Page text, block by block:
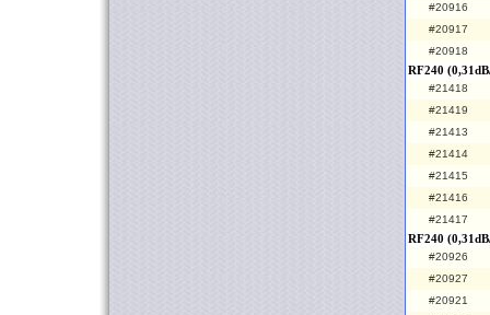
#20916
#20917
#20918
RF240
#21418
#21419
#21413
#21414
#21415
#21416
#21417
RF240
#20926
#20927
#20921